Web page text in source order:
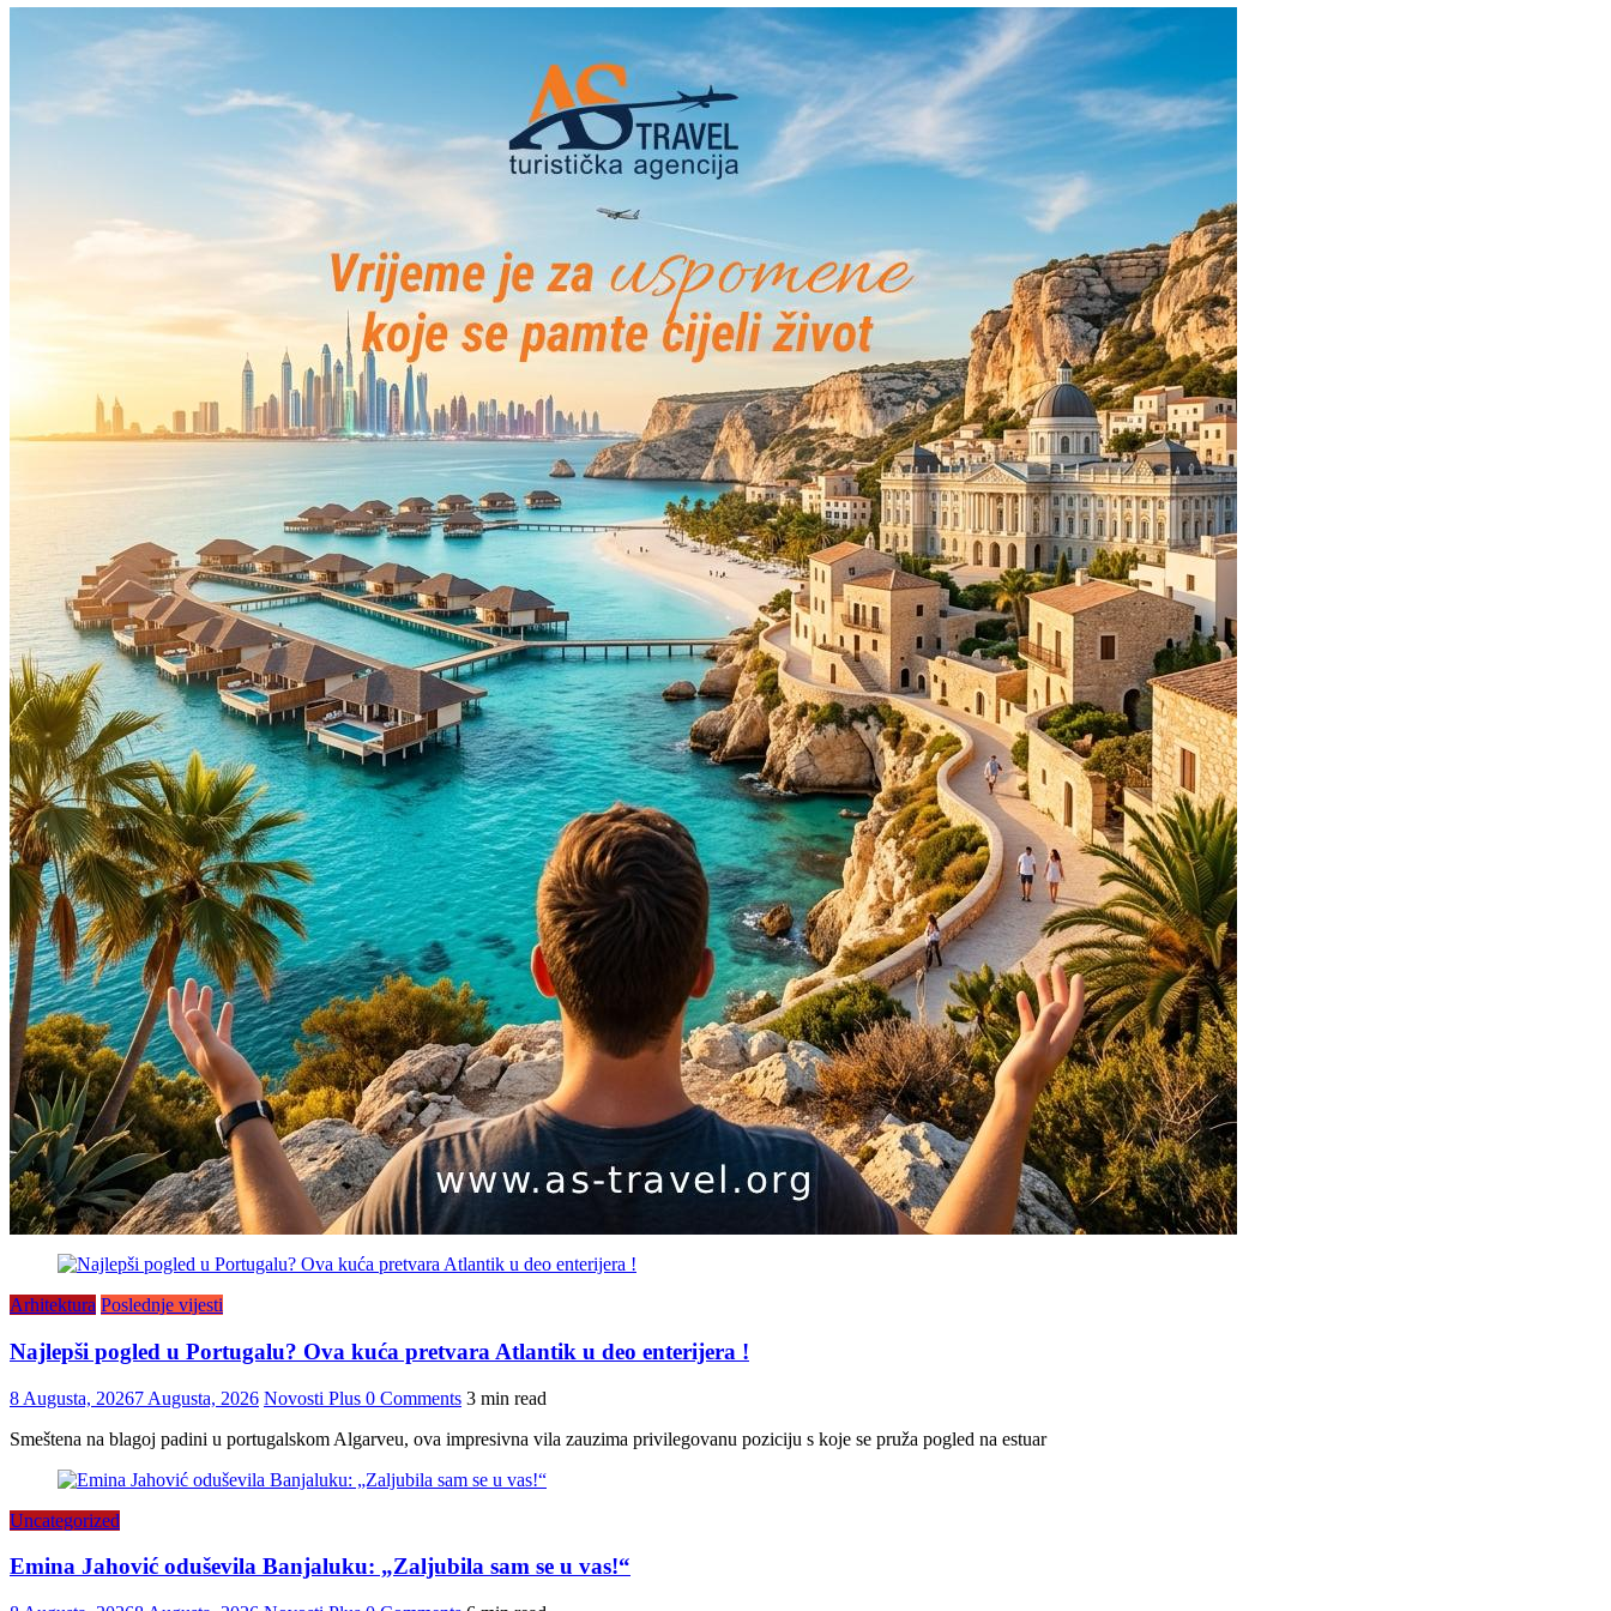
Arhitektura Poslednje vijesti
Najlepši pogled u Portugalu? Ova kuća pretvara Atlantik u deo enterijera !
8 Augusta, 20267 Augusta, 2026 Novosti Plus 0 Comments 3 min read
Smeštena na blagoj padini u portugalskom Algarveu, ova impresivna vila zauzima privilegovanu poziciju s koje se pruža pogled na estuar
Uncategorized
Emina Jahović oduševila Banjaluku: „Zaljubila sam se u vas!“